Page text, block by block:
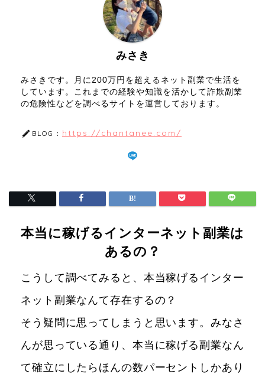
みさき
みさきです。月に200万円を超えるネット副業で生活を
しています。これまでの経験や知識を活かして詐欺副業
の危険性などを調べるサイトを運営しております。
BLOG： https://chantanee.com/
本当に稼げるインターネット副業は
あるの？
こうして調べてみると、本当稼げるインター
ネット副業なんて存在するの？
そう疑問に思ってしまうと思います。みなさ
んが思っている通り、本当に稼げる副業なん
て確立にしたらほんの数パーセントしかあり